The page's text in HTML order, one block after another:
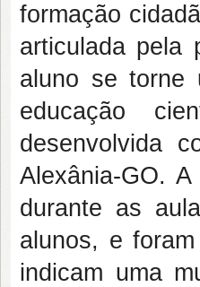
formação
articulada pela
aluno se torne
educação
desenvolvida
Alexânia-GO.
durante as
alunos, e
indicam uma